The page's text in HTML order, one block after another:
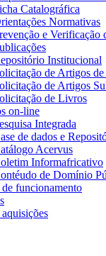
Catalográfica
Normativas
e Verificação
Institucional
de Artigos
de Artigos
de Livros
on-line
Integrada
de dados e
Acervus
Informafricativo
de Domínio
funcionamento